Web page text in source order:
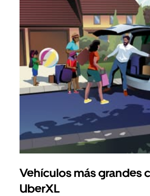
Vehículos más grandes
UberXL